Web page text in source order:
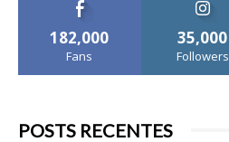
182,000
Fans
35,000
Followers
POSTS RECENTES